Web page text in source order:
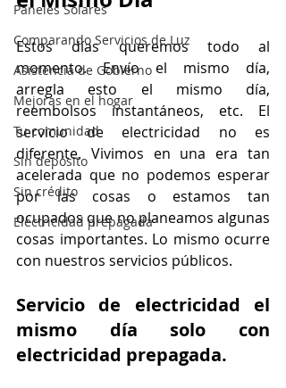
Paneles Solares
Comparando Servicios de Luz
Asistencia de Gobierno
Mejoras en el hogar
Tu comunidad
Sin depósito
Sin crédito
Electricidad prepagada
Estos días queremos todo al
momento. Envío el mismo día,
arregla esto el mismo día,
reembolsos instantáneos, etc. El
servicio de electricidad no es
diferente. Vivimos en una era tan
acelerada que no podemos esperar
por las cosas o estamos tan
ocupados que no planeamos algunas
cosas importantes. Lo mismo ocurre
con nuestros servicios públicos.
Servicio de electricidad el
mismo día solo con
electricidad prepagada.